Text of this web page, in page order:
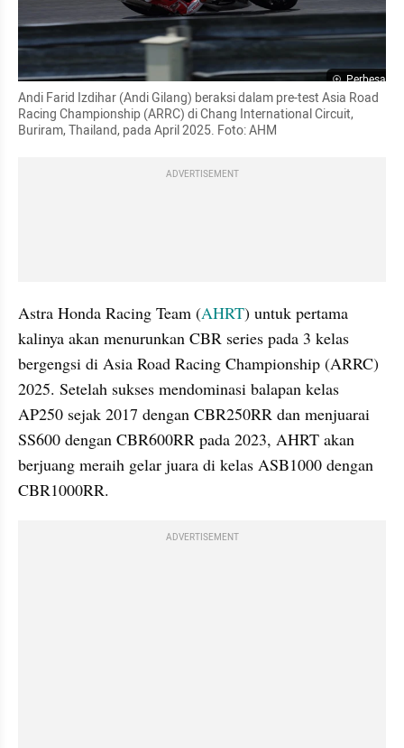
Perbesar
Andi Farid Izdihar (Andi Gilang) beraksi dalam pre-test Asia Road
Racing Championship (ARRC) di Chang International Circuit,
Buriram, Thailand, pada April 2025. Foto: AHM
ADVERTISEMENT
Astra Honda Racing Team (AHRT) untuk pertama
kalinya akan menurunkan CBR series pada 3 kelas
bergengsi di Asia Road Racing Championship (ARRC)
2025. Setelah sukses mendominasi balapan kelas
AP250 sejak 2017 dengan CBR250RR dan menjuarai
SS600 dengan CBR600RR pada 2023, AHRT akan
berjuang meraih gelar juara di kelas ASB1000 dengan
CBR1000RR.
ADVERTISEMENT